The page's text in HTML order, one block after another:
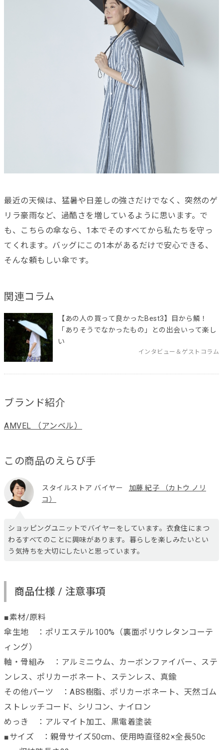
最近の天候は、猛暑や日差しの強さだけでなく、突然のゲ
リラ豪雨など、過酷さを増しているように思います。で
も、こちらの傘なら、1本でそのすべてから私たちを守っ
てくれます。バッグにこの1本があるだけで安心できる、
そんな頼もしい傘です。
関連コラム
【あの人の買って良かったBest3】目から鱗！
「ありそうでなかったもの」との出会いって楽し
い
インタビュー＆ゲストコラム
ブランド紹介
AMVEL （アンベル）
この商品のえらび手
スタイルストア バイヤー
加藤 紀子 （カトウ ノリ
コ）
ショッピングユニットでバイヤーをしています。衣食住にまつ
わるすべてのことに興味があります。暮らしを楽しみたいとい
う気持ちを大切にしたいと思っています。
商品仕様 / 注意事項
■素材/原料
傘生地 ：ポリエステル100%（裏面ポリウレタンコーテ
ィング）
軸・骨組み ：アルミニウム、カーボンファイバー、ステ
ンレス、ポリカーボネート、ステンレス、真鍮
その他パーツ ：ABS樹脂、ポリカーボネート、天然ゴム
ストレッチコード、シリコン、ナイロン
めっき ：アルマイト加工、黒電着塗装
■サイズ ：親骨サイズ50cm、使用時直径82×全長50c